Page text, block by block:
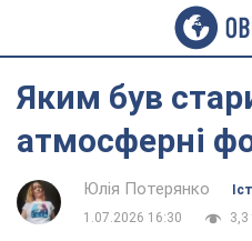
Яким був
атмосферні
Юлія Потерянко
1.07.2026 16:30
3,3